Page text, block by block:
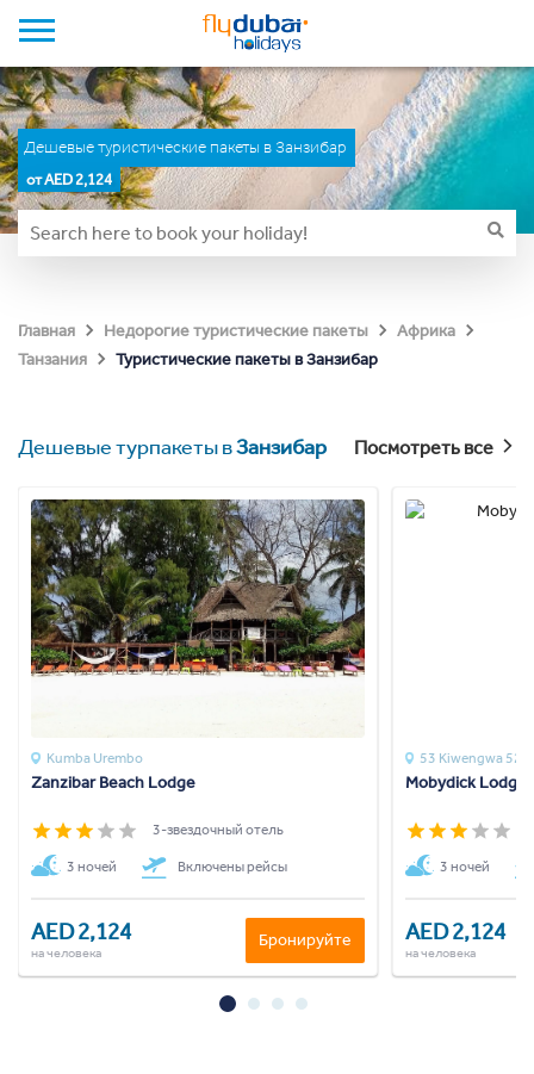
Дешевые туристические пакеты в Занзибар
от AED 2,124
Главная Недорогие туристические пакеты
Африка
Танзания
Туристические пакеты в Занзибар
Дешевые турпакеты вЗанзибар Посмотреть все
Kumba Urembo
Zanzibar Beach Lodge
3-звездочный отель
3 ночей Включены рейсы
AED 2,124
на человека
Бронируйте
53 Kiwengwa 52c
Mobydick Lodge
3 ночей
AED 2,124
на человека